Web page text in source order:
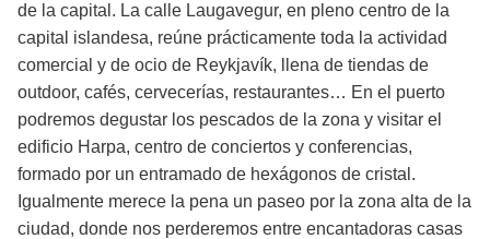
de la capital. La calle Laugavegur, en pleno centro de la
capital islandesa, reúne prácticamente toda la actividad
comercial y de ocio de Reykjavík, llena de tiendas de
outdoor, cafés, cervecerías, restaurantes… En el puerto
podremos degustar los pescados de la zona y visitar el
edificio Harpa, centro de conciertos y conferencias,
formado por un entramado de hexágonos de cristal.
Igualmente merece la pena un paseo por la zona alta de la
ciudad, donde nos perderemos entre encantadoras casas